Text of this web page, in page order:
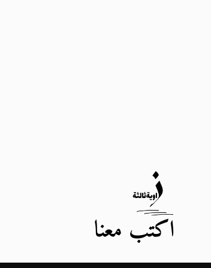
اكتب معنا